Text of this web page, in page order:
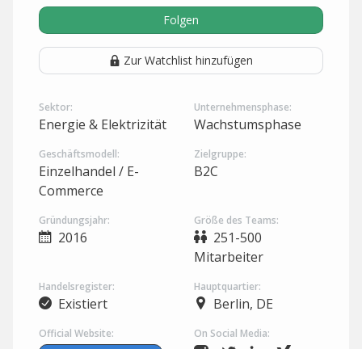
Folgen
Zur Watchlist hinzufügen
Sektor:
Energie & Elektrizität
Unternehmensphase:
Wachstumsphase
Geschäftsmodell:
Einzelhandel / E-
Commerce
Zielgruppe:
B2C
Gründungsjahr:
2016
Größe des Teams:
251-500
Mitarbeiter
Handelsregister:
Existiert
Hauptquartier:
Berlin, DE
Official Website: On Social Media: